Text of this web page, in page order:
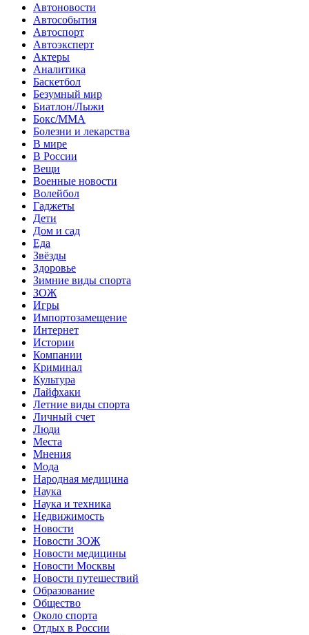
Автоновости
Автособытия
Автоспорт
Автоэксперт
Актеры
Аналитика
Баскетбол
Безумный мир
Биатлон/Лыжи
Бокс/MMA
Болезни и лекарства
В мире
В России
Вещи
Военные новости
Волейбол
Гаджеты
Дети
Дом и сад
Еда
Звёзды
Здоровье
Зимние виды спорта
ЗОЖ
Игры
Импортозамещение
Интернет
Истории
Компании
Криминал
Культура
Лайфхаки
Летние виды спорта
Личный счет
Люди
Места
Мнения
Мода
Народная медицина
Наука
Наука и техника
Недвижимость
Новости
Новости ЗОЖ
Новости медицины
Новости Москвы
Новости путешествий
Образование
Общество
Около спорта
Отдых в России